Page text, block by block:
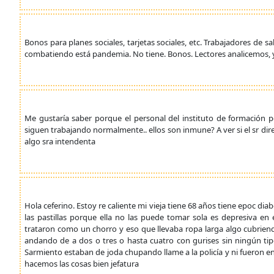
Bonos para planes sociales, tarjetas sociales, etc. Trabajadores de
combatiendo está pandemia. No tiene. Bonos. Lectores analicemos,
Me gustaría saber porque el personal del instituto de formación
siguen trabajando normalmente.. ellos son inmune? A ver si el sr
algo sra intendenta
Hola ceferino. Estoy re caliente mi vieja tiene 68 años tiene epoc
las pastillas porque ella no las puede tomar sola es depresiva
trataron como un chorro y eso que llevaba ropa larga algo
andando de a dos o tres o hasta cuatro con gurises sin ningún
Sarmiento estaban de joda chupando llame a la policía y ni fueron
hacemos las cosas bien jefatura